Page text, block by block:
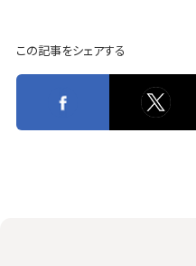
この記事をシェアする